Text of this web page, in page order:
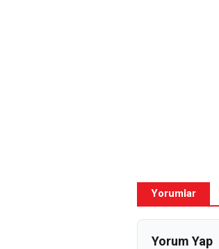
Yorumlar
Yorum Yap